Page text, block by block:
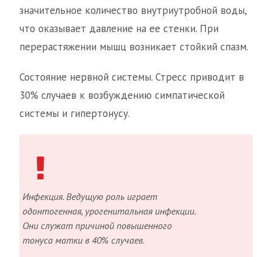
значительное количество внутриутробной воды,
что оказывает давление на ее стенки. При
перерастяжении мышц возникает стойкий спазм.
Состояние нервной системы. Стресс приводит в
30% случаев к возбуждению симпатической
системы и гипертонусу.
Инфекция. Ведущую роль играет
одонтогенная, урогенитальная инфекции.
Они служат причиной повышенного
тонуса матки в 40% случаев.